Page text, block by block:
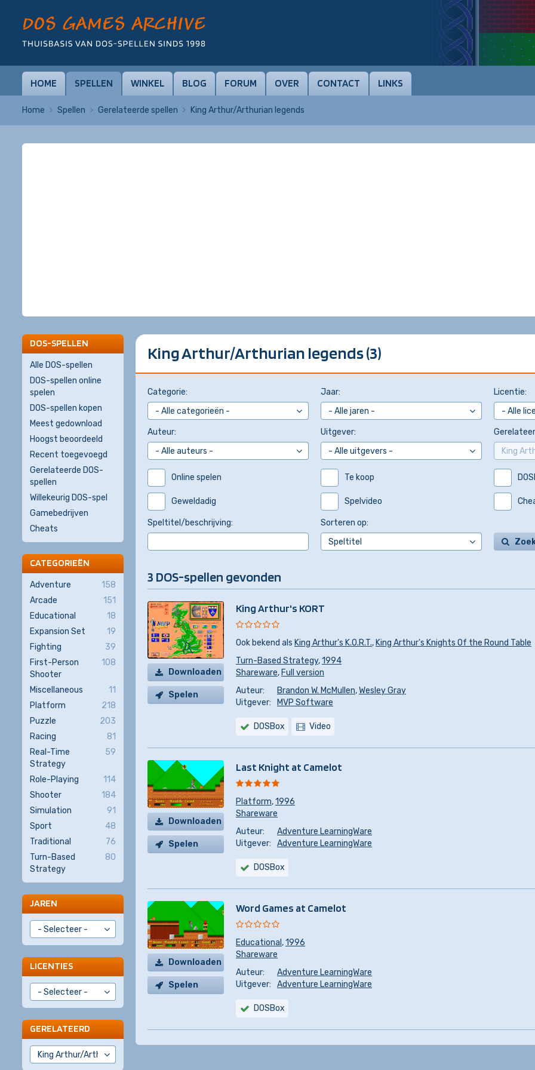
HOME SPELLEN WINKEL BLOG FORUM OVER CONTACT LINKS
Home Spellen Gerelateerde spellen King Arthur/Arthurian legends
King Arthur/Arthurian legends (3)
Categorie: Jaar: Licentie:
Auteur: Uitgever:
Online spelen Te koop
Geweldadig Spelvideo
Speltitel/beschrijving:
Sorteren op:
3 DOS-spellen gevonden
Downloaden
Spelen
King Arthur's KORT
Ook bekend als King Arthur's K.O.R.T., King Arthur's Knights Of the Round Table
Turn-Based Strategy,1994
Shareware, Full version
Auteur:
Brandon W. McMullen,Wesley Gray
Uitgever:
MVP Software
DOSBox Video
Downloaden
Spelen
Last Knight at Camelot
Platform,1996
Shareware
Auteur:
Adventure LearningWare
Uitgever:
Adventure LearningWare
DOSBox
Downloaden
Spelen
Word Games at Camelot
Educational ,1996
Shareware
Auteur:
Adventure LearningWare
Uitgever:
Adventure LearningWare
DOSBox
DOS-SPELLEN
Alle DOS-spellen
DOS-spellen online
spelen
DOS-spellen kopen
Meest gedownload
Hoogst beoordeeld
Recent toegevoegd
Gerelateerde DOS-
spellen
Willekeurig DOS-spel
Gamebedrijven
Cheats
CATEGORIEËN
Adventure
158
Arcade
151
Educational
18
Expansion Set
19
Fighting
39
First-Person
Shooter
108
Miscellaneous
11
Platform
218
Puzzle
203
Racing
81
Real-Time
Strategy
59
Role-Playing
114
Shooter
184
Simulation
91
Sport
48
Traditional
76
Turn-Based
Strategy
80
JAREN
LICENTIES
GERELATEERD